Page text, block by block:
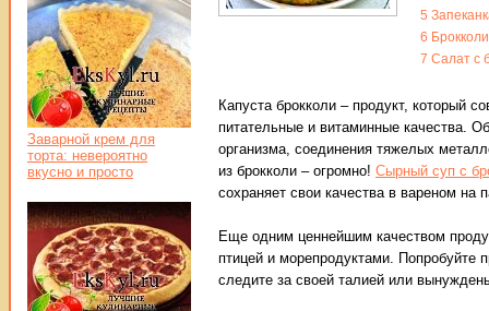
5
6
7 Салат с
Капуста брокколи – продукт, который
питательные и витаминные качества.
организма, соединения тяжелых
из брокколи – огромно! Сырный суп с
сохраняет свои качества в вареном на
Еще одним ценнейшим качеством
птицей и морепродуктами. Попробуйте
следите за своей талией или
Заварной крем для
торта: невероятно
вкусно и просто